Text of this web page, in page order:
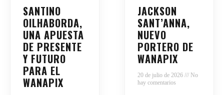
SANTINO
OILHABORDA,
UNA APUESTA
DE PRESENTE
Y FUTURO
PARA EL
WANAPIX
JACKSON
SANT’ANNA,
NUEVO
PORTERO DE
WANAPIX
20 de julio de 2026
No
hay comentarios